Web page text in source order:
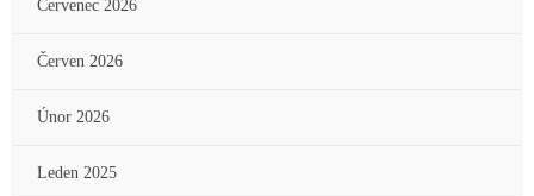
Červenec 2026
Červen 2026
Únor 2026
Leden 2025